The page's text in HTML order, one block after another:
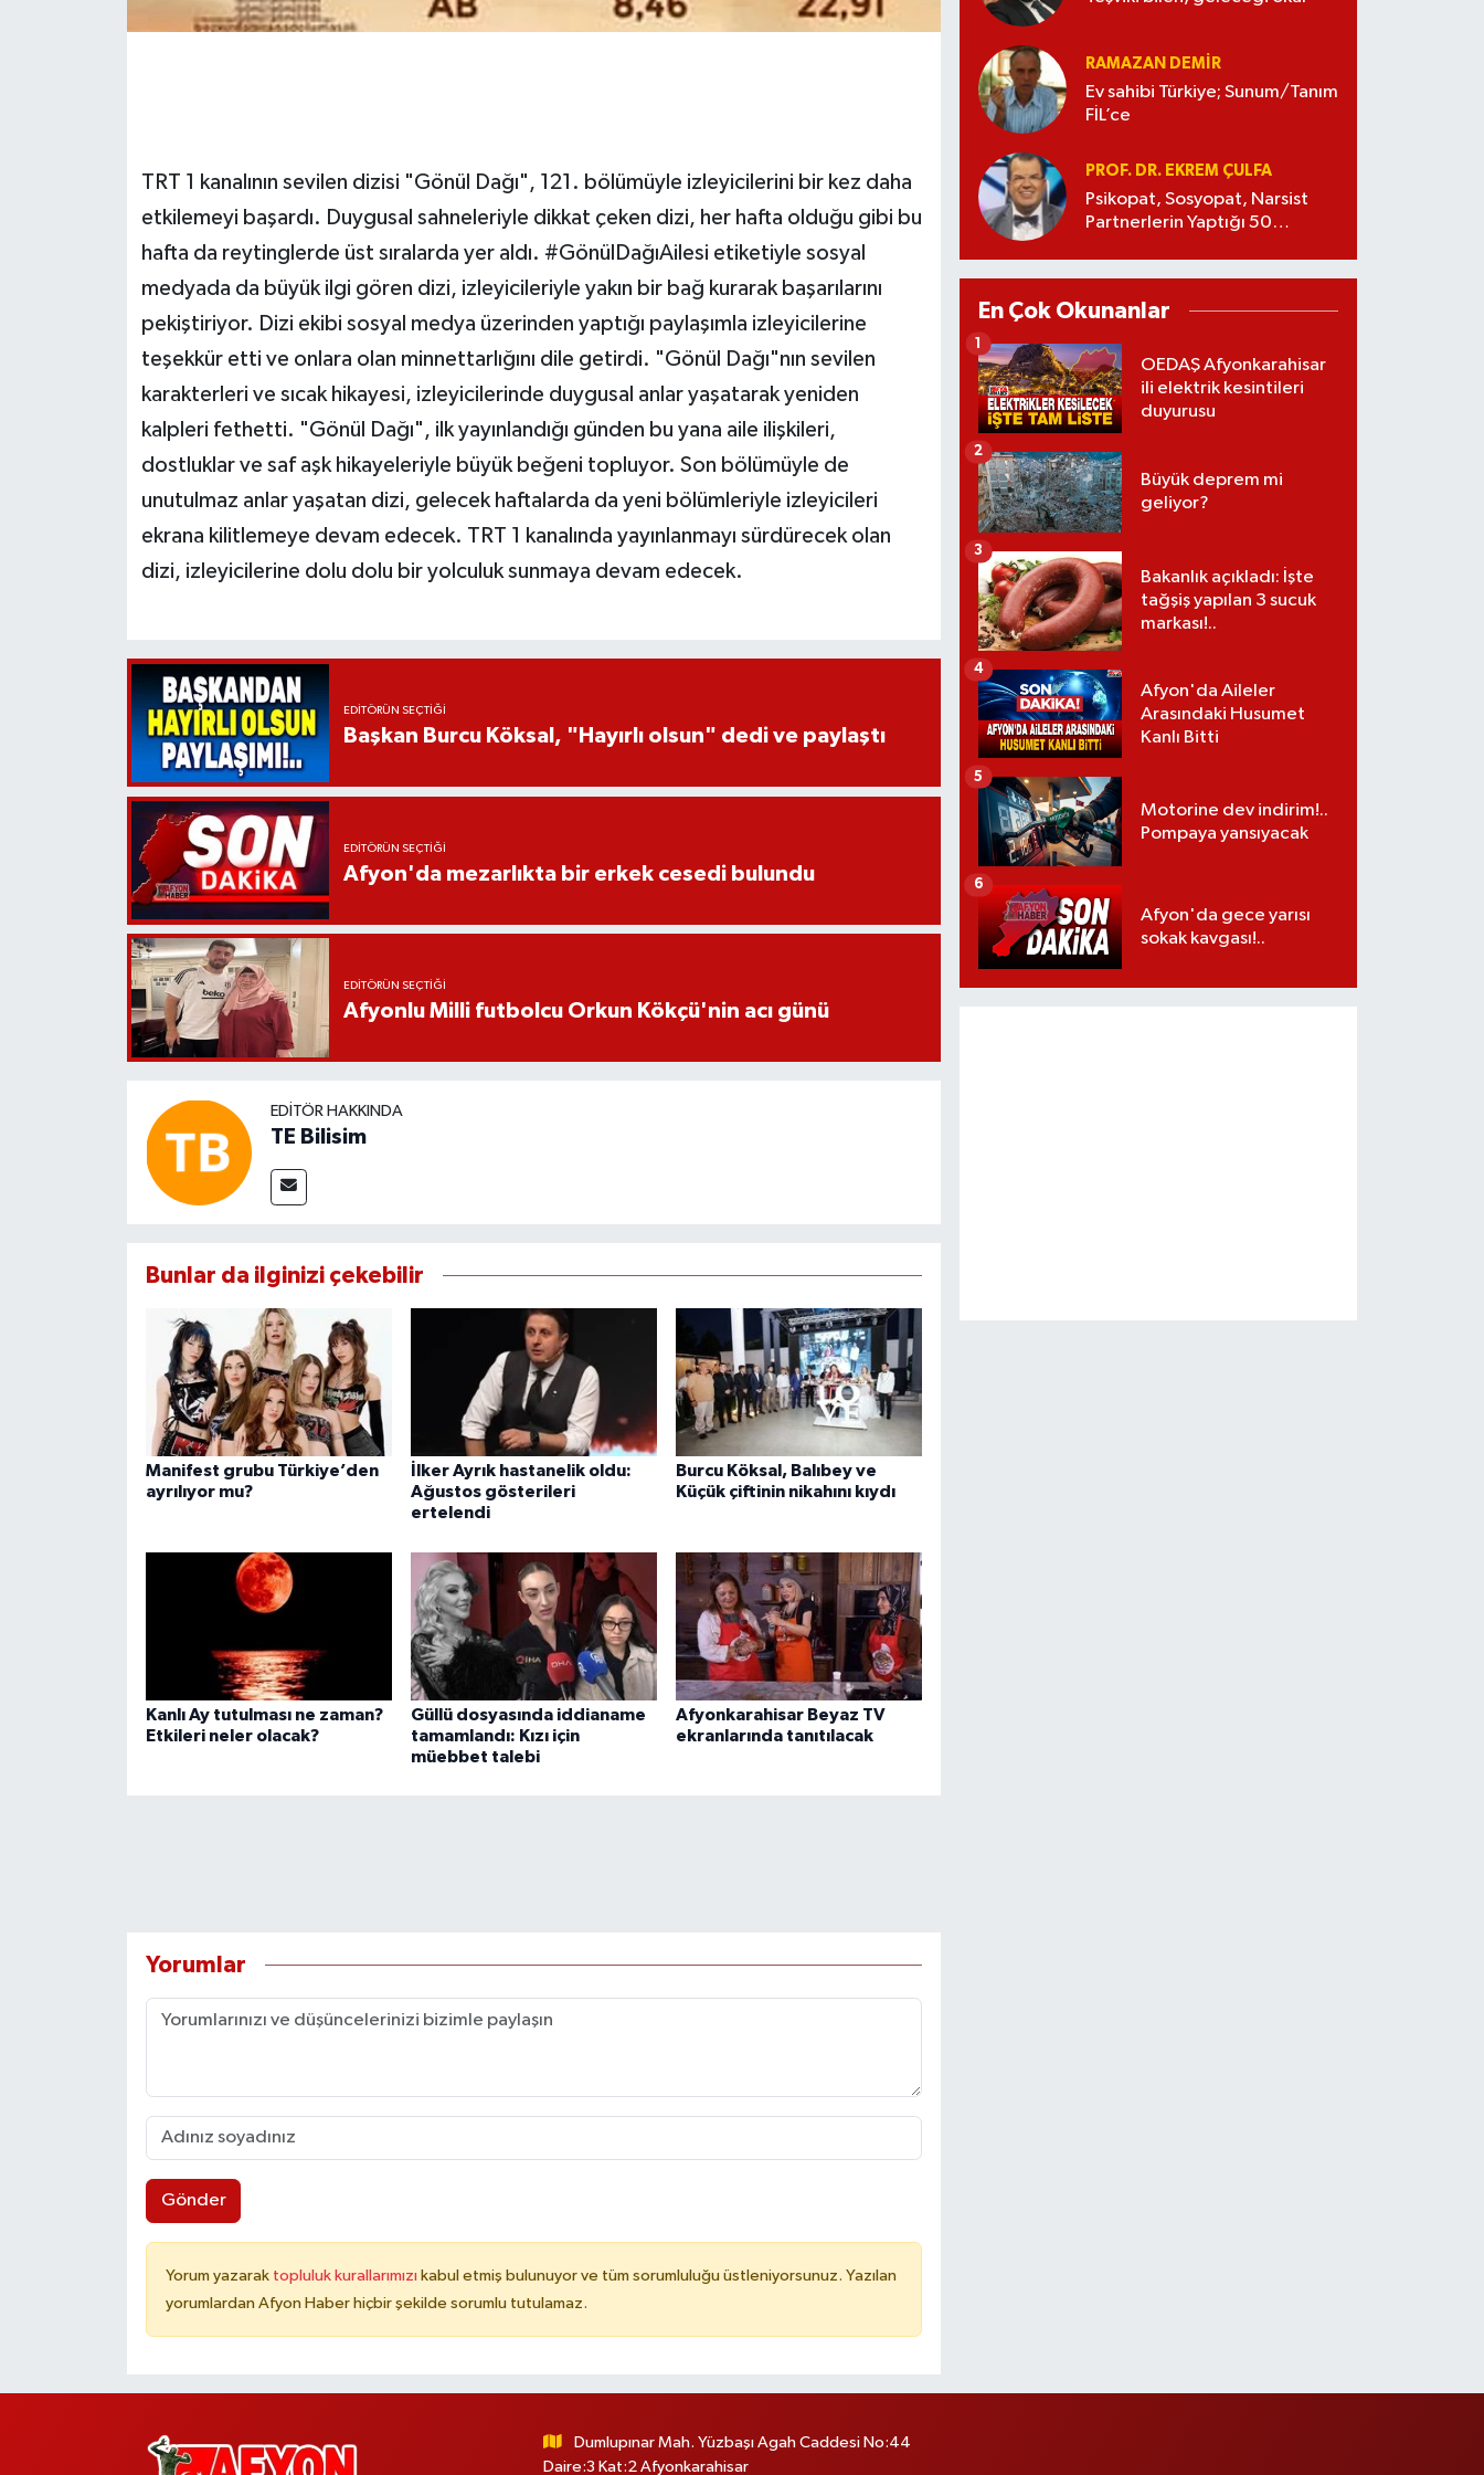
TRT 1 kanalının sevilen dizisi "Gönül Dağı", 121. bölümüyle izleyicilerini bir kez daha
etkilemeyi başardı. Duygusal sahneleriyle dikkat çeken dizi, her hafta olduğu gibi bu
hafta da reytinglerde üst sıralarda yer aldı. #GönülDağıAilesi etiketiyle sosyal
medyada da büyük ilgi gören dizi, izleyicileriyle yakın bir bağ kurarak başarılarını
pekiştiriyor. Dizi ekibi sosyal medya üzerinden yaptığı paylaşımla izleyicilerine
teşekkür etti ve onlara olan minnettarlığını dile getirdi. "Gönül Dağı"nın sevilen
karakterleri ve sıcak hikayesi, izleyicilerinde duygusal anlar yaşatarak yeniden
kalpleri fethetti. "Gönül Dağı", ilk yayınlandığı günden bu yana aile ilişkileri,
dostluklar ve saf aşk hikayeleriyle büyük beğeni topluyor. Son bölümüyle de
unutulmaz anlar yaşatan dizi, gelecek haftalarda da yeni bölümleriyle izleyicileri
ekrana kilitlemeye devam edecek. TRT 1 kanalında yayınlanmayı sürdürecek olan
dizi, izleyicilerine dolu dolu bir yolculuk sunmaya devam edecek.
EDITÖRÜN SEÇTIĞI
Başkan Burcu Köksal, "Hayırlı olsun" dedi ve paylaştı
EDITÖRÜN SEÇTIĞI
Afyon'da mezarlıkta bir erkek cesedi bulundu
EDITÖRÜN SEÇTIĞI
Afyonlu Milli futbolcu Orkun Kökçü'nin acı günü
EDITÖR HAKKINDA
TE Bilisim
Bunlar da ilginizi çekebilir
Manifest grubu Türkiye’den
ayrılıyor mu?
İlker Ayrık hastanelik oldu:
Ağustos gösterileri
ertelendi
Burcu Köksal, Balıbey ve
Küçük çiftinin nikahını kıydı
Kanlı Ay tutulması ne zaman?
Etkileri neler olacak?
Güllü dosyasında iddianame
tamamlandı: Kızı için
müebbet talebi
Afyonkarahisar Beyaz TV
ekranlarında tanıtılacak
Yorumlar
Gönder
Yorum yazarak topluluk kurallarımızı kabul etmiş bulunuyor ve tüm sorumluluğu üstleniyorsunuz. Yazılan
yorumlardan Afyon Haber hiçbir şekilde sorumlu tutulamaz.
RAMAZAN DEMİR
Ev sahibi Türkiye; Sunum/Tanım
FİL’ce
PROF. DR. EKREM ÇULFA
Psikopat, Sosyopat, Narsist
Partnerlerin Yaptığı 50
En Çok Okunanlar
OEDAŞ Afyonkarahisar
ili elektrik kesintileri
duyurusu
1
Büyük deprem mi
geliyor?
2
Bakanlık açıkladı: İşte
tağşiş yapılan 3 sucuk
markası!..
3
Afyon'da Aileler
Arasındaki Husumet
Kanlı Bitti
4
Motorine dev indirim!..
Pompaya yansıyacak
5
Afyon'da gece yarısı
sokak kavgası!..
6
Dumlupınar Mah. Yüzbaşı Agah Caddesi No:44
Daire:3 Kat:2 Afyonkarahisar